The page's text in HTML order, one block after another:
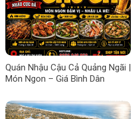
Quán Nhậu Cậu Cả Quảng Ngãi |
Món Ngon – Giá Bình Dân